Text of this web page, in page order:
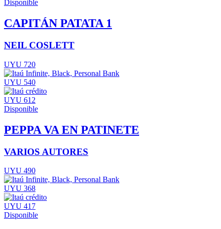
Disponible
CAPITÁN PATATA 1
NEIL COSLETT
UYU 720
UYU 540
UYU 612
Disponible
PEPPA VA EN PATINETE
VARIOS AUTORES
UYU 490
UYU 368
UYU 417
Disponible